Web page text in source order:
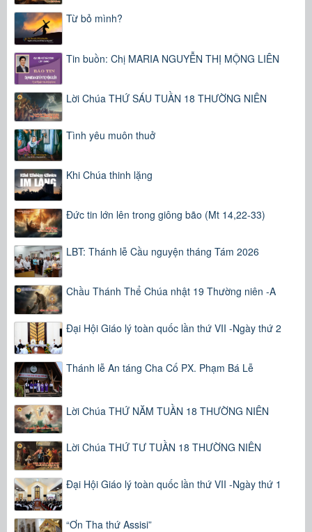
Từ bỏ mình?
Tin buồn: Chị MARIA NGUYỄN THỊ MỘNG LIÊN
Lời Chúa THỨ SÁU TUẦN 18 THƯỜNG NIÊN
Tình yêu muôn thuở
Khi Chúa thinh lặng
Đức tin lớn lên trong giông bão (Mt 14,22-33)
LBT: Thánh lễ Cầu nguyện tháng Tám 2026
Chầu Thánh Thể Chúa nhật 19 Thường niên -A
Đại Hội Giáo lý toàn quốc lần thứ VII -Ngày thứ 2
Thánh lễ An táng Cha Cố PX. Phạm Bá Lễ
Lời Chúa THỨ NĂM TUẦN 18 THƯỜNG NIÊN
Lời Chúa THỨ TƯ TUẦN 18 THƯỜNG NIÊN
Đại Hội Giáo lý toàn quốc lần thứ VII -Ngày thứ 1
“Ơn Tha thứ Assisi”